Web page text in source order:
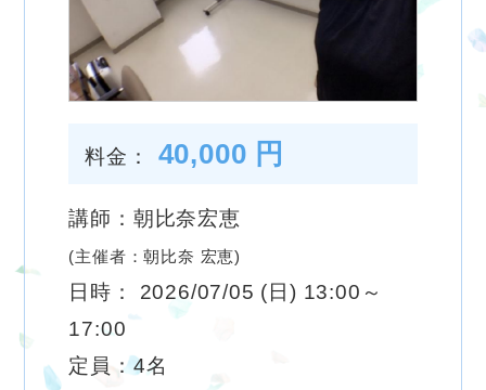
料金： 40,000 円
講師：朝比奈宏恵
(主催者：朝比奈 宏恵)
日時： 2026/07/05 (日) 13:00～
17:00
定員：4名